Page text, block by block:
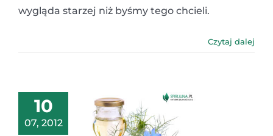
wygląda starzej niż byśmy tego chcieli.
Czytaj dalej
10
07, 2012